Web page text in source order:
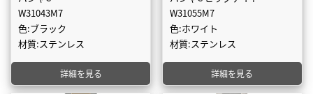
W31043M7
色:ブラック
材質:ステンレス
詳細を見る
W31055M7
色:ホワイト
材質:ステンレス
詳細を見る